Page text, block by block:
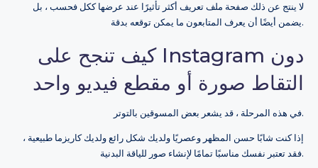
لا ينتج عن ذلك صفحة ملف تعريف أكثر تأثيرًا عند عرضها ككل فحسب ، بل
يضمن أيضًا أن يعرف المتابعون ما يمكن توقعه بدقة.
كيف تنجح على Instagram دون
التقاط صورة أو مقطع فيديو واحد
في هذه المرحلة ، قد يشعر بعض المسوقين بالتوتر.
إذا كنت شابًا حسن المظهر وعصريًا ولديك شكل رائع ولديك كاريزما طبيعية ،
فقد تعتبر نفسك مناسبًا تمامًا لإنشاء صور للياقة البدنية.